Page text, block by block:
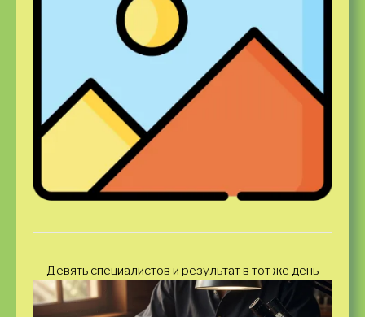
Девять специалистов и результат в тот же день